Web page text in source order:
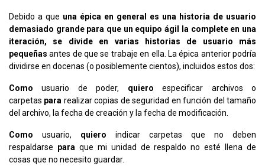
Debido a que una épica en general es una historia de usuario
demasiado grande para que un equipo ágil la complete en una
iteración, se divide en varias historias de usuario más
pequeñas antes de que se trabaje en ella. La épica anterior podría
dividirse en docenas (o posiblemente cientos), incluidos estos dos:
Como usuario de poder, quiero especificar archivos o
carpetas para realizar copias de seguridad en función del tamaño
del archivo, la fecha de creación y la fecha de modificación.
Como usuario, quiero indicar carpetas que no deben
respaldarse para que mi unidad de respaldo no esté llena de
cosas que no necesito guardar.